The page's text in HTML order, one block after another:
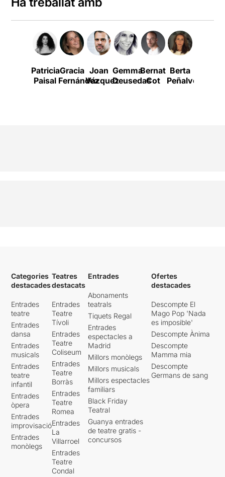
Patricia
Paisal
Gracia
Fernández
Joan
Vázquez
Gemma
Deusedas
Bernat
Cot
Berta
Peñalver
Categories
destacades
Entrades
teatre
Entrades
dansa
Entrades
musicals
Entrades
teatre
infantil
Entrades
òpera
Entrades
improvisació
Entrades
monòlegs
Teatres
destacats
Entrades
Teatre
Tívoli
Entrades
Teatre
Coliseum
Entrades
Teatre
Borràs
Entrades
Teatre
Romea
Entrades
La
Villarroel
Entrades
Teatre
Condal
Entrades
Abonaments
teatrals
Tiquets Regal
Entrades
espectacles a
Madrid
Millors monòlegs
Millors musicals
Millors espectacles
familiars
Black Friday
Teatral
Guanya entrades
de teatre gratis -
concursos
Ofertes
destacades
Descompte El
Mago Pop 'Nada
es imposible'
Descompte Ànima
Descompte
Mamma mia
Descompte
Germans de sang